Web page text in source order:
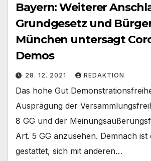
Bayern: Weiterer
Grundgesetz und
München untersagt
Demos
28. 12. 2021 REDAKTION
Das hohe Gut
Ausprägung der
8 GG und der
Art. 5 GG anzusehen. Demnach ist
gestattet, sich mit anderen…